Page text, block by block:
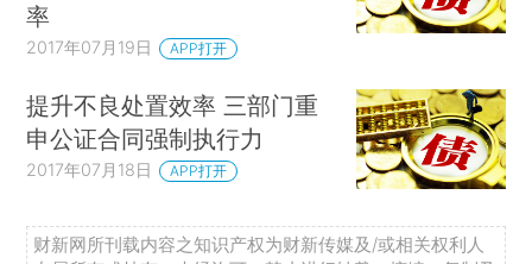
率
2017年07月19日 APP打开
提升不良处置效率 三部门重
申公证合同强制执行力
2017年07月18日 APP打开
财新网所刊载内容之知识产权为财新传媒及/或相关权利人